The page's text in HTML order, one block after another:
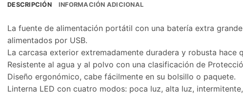
DESCRIPCIÓN INFORMACIÓN ADICIONAL
La fuente de alimentación portátil con una batería extra
alimentados por USB.
La carcasa exterior extremadamente duradera y robusta hace
Resistente al agua y al polvo con una clasificación de
Diseño ergonómico, cabe fácilmente en su bolsillo o paquete.
Linterna LED con cuatro modos: poca luz, alta luz, intermitente,